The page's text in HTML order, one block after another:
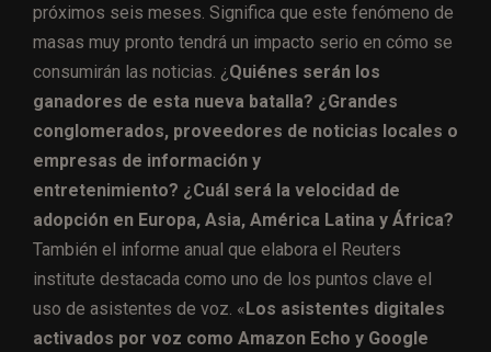
próximos seis meses. Significa que este fenómeno de
masas muy pronto tendrá un impacto serio en cómo se
consumirán las noticias. ¿ Quiénes serán los
ganadores de esta nueva batalla? ¿Grandes
conglomerados, proveedores de noticias locales o
empresas de información y
entretenimiento? ¿Cuál será la velocidad de
adopción en Europa, Asia, América Latina y África?
También el informe anual que elabora el Reuters
institute destacada como uno de los puntos clave el
uso de asistentes de voz. «Los asistentes digitales
activados por voz como Amazon Echo y Google